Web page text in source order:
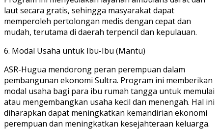
laut secara gratis, sehingga masyarakat dapat
memperoleh pertolongan medis dengan cepat dan
mudah, terutama di daerah terpencil dan kepulauan.
6. Modal Usaha untuk Ibu-Ibu (Mantu)
ASR-Hugua mendorong peran perempuan dalam
pembangunan ekonomi Sultra. Program ini memberikan
modal usaha bagi para ibu rumah tangga untuk memulai
atau mengembangkan usaha kecil dan menengah. Hal ini
diharapkan dapat meningkatkan kemandirian ekonomi
perempuan dan meningkatkan kesejahteraan keluarga.